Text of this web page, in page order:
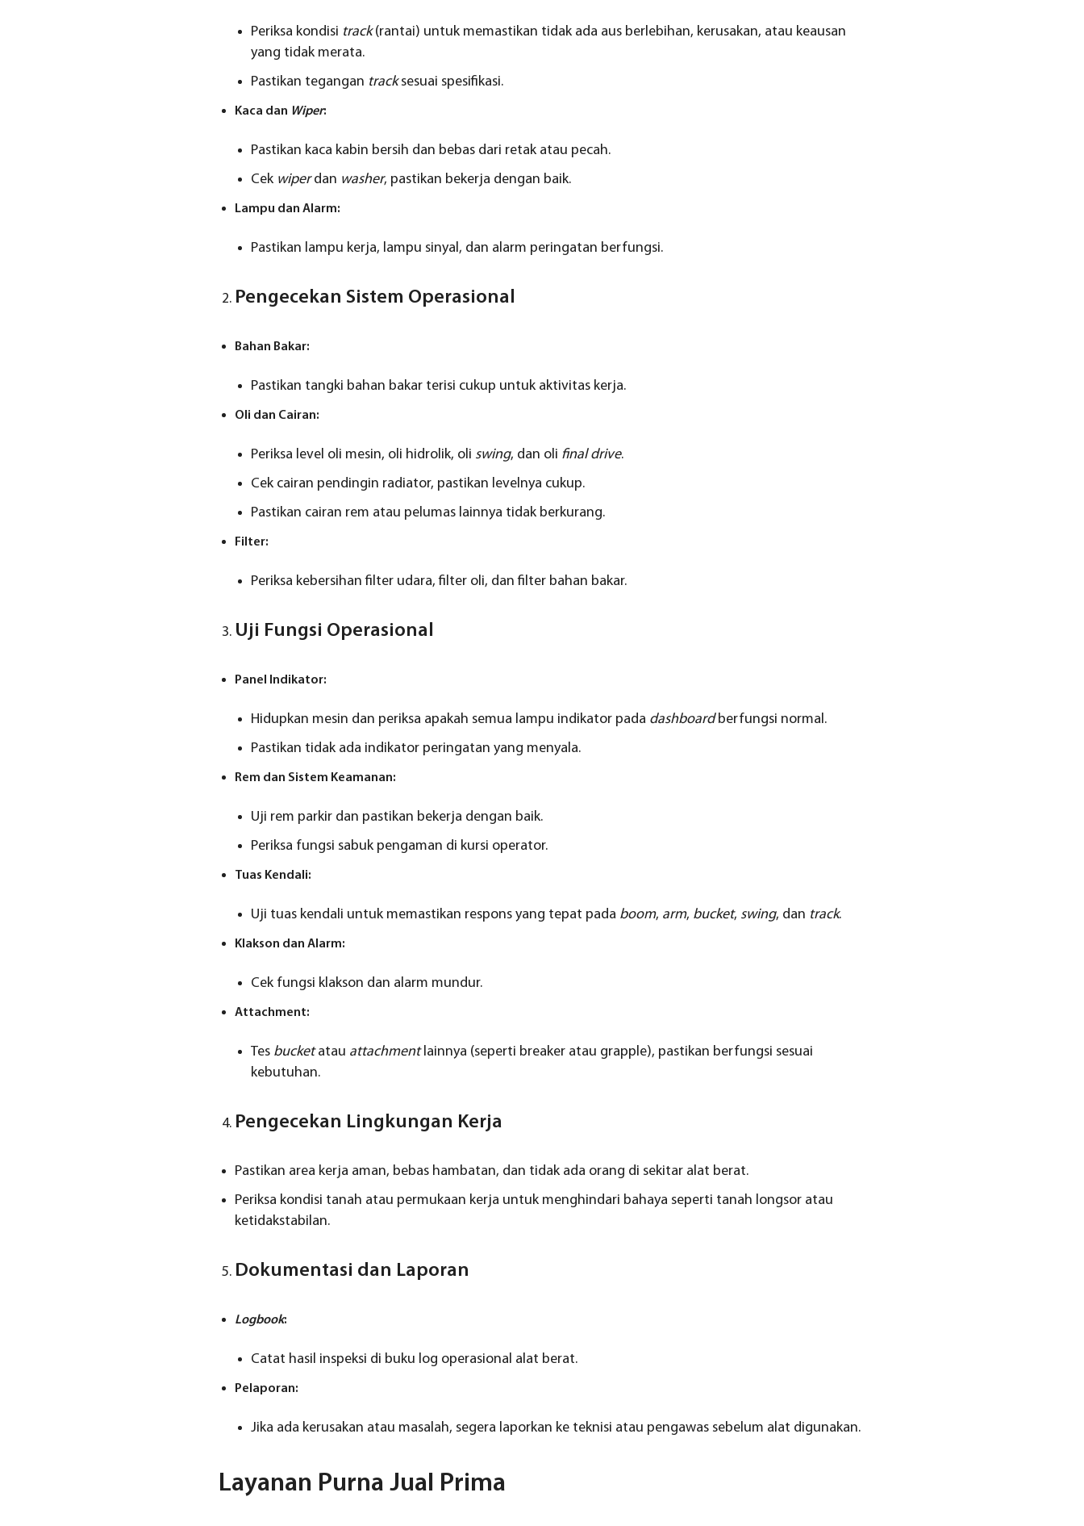
Periksa kondisi track(rantai) untuk memastikan tidak ada aus berlebihan, kerusakan, atau keausan
yang tidak merata.
Pastikan tegangan tracksesuai spesifikasi.
Kaca dan Wiper:
Pastikan kaca kabin bersih dan bebas dari retak atau pecah.
Cek wiperdan washer, pastikan bekerja dengan baik.
Lampu dan Alarm:
Pastikan lampu kerja, lampu sinyal, dan alarm peringatan berfungsi.
Pengecekan Sistem Operasional
Bahan Bakar:
Pastikan tangki bahan bakar terisi cukup untuk aktivitas kerja.
Oli dan Cairan:
Periksa level oli mesin, oli hidrolik, oli swing, dan oli final drive.
Cek cairan pendingin radiator, pastikan levelnya cukup.
Pastikan cairan rem atau pelumas lainnya tidak berkurang.
Filter:
Periksa kebersihan filter udara, filter oli, dan filter bahan bakar.
Uji Fungsi Operasional
Panel Indikator:
Hidupkan mesin dan periksa apakah semua lampu indikator pada dashboardberfungsi normal.
Pastikan tidak ada indikator peringatan yang menyala.
Rem dan Sistem Keamanan:
Uji rem parkir dan pastikan bekerja dengan baik.
Periksa fungsi sabuk pengaman di kursi operator.
Tuas Kendali:
Uji tuas kendali untuk memastikan respons yang tepat pada boom, arm, bucket, swing, dan track.
Klakson dan Alarm:
Cek fungsi klakson dan alarm mundur.
Attachment:
Tes bucketatau attachmentlainnya (seperti breaker atau grapple), pastikan berfungsi sesuai
kebutuhan.
Pengecekan Lingkungan Kerja
Pastikan area kerja aman, bebas hambatan, dan tidak ada orang di sekitar alat berat.
Periksa kondisi tanah atau permukaan kerja untuk menghindari bahaya seperti tanah longsor atau
ketidakstabilan.
Dokumentasi dan Laporan
Logbook:
Catat hasil inspeksi di buku log operasional alat berat.
Pelaporan:
Jika ada kerusakan atau masalah, segera laporkan ke teknisi atau pengawas sebelum alat digunakan.
Layanan Purna Jual Prima